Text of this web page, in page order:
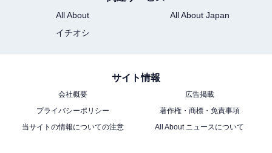
All About
All About Japan
イチオシ
サイト情報
会社概要
広告掲載
プライバシーポリシー
著作権・商標・免責事項
当サイトの情報についての注意
All About ニュースについて